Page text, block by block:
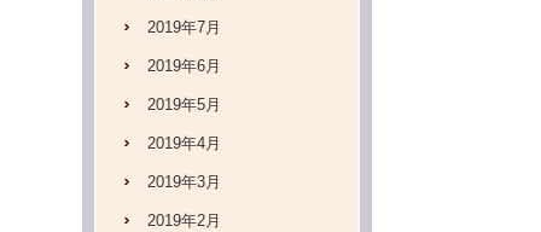
2019年7月
2019年6月
2019年5月
2019年4月
2019年3月
2019年2月